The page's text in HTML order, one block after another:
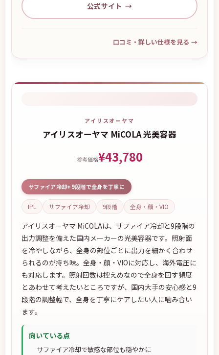
公式サイト
口コミ・詳しい仕様を見る →
アイリスオーヤマ
アイリスオーヤマ MiCOLA 光美容器
参考価格¥43,780
サファイア冷却+9段階で全身を丁寧に
IPL サファイア冷却 9段階 全身・顔・VIO
アイリスオーヤマ MiCOLAは、サファイア冷却と9段階の
出力調整を備えた国内メーカーの光美容器です。照射面
を冷やしながら、全身の部位ごとに出力を細かく合わせ
られるのが持ち味。全身・顔・VIOに対応し、海外電圧に
も対応します。照射回数は控えめなので全身を回す頻度
とあわせて考えたいところですが、国内大手の安心感と9
段階の調整幅で、全身を丁寧にケアしたい人に噛み合い
ます。
向いている点
サファイア冷却で敏感な部位も穏やかに